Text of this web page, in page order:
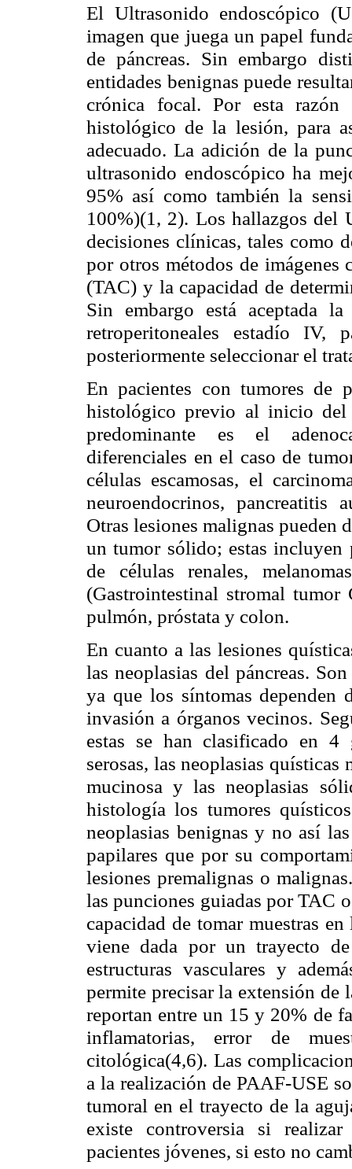
El Ultrasonido endoscópico
imagen que juega un papel
de páncreas. Sin embargo
entidades benignas puede
crónica focal. Por esta
histológico de la lesión, para
adecuado. La adición de la
ultrasonido endoscópico ha
95% así como también la
100%)(1, 2). Los hallazgos del
decisiones clínicas, tales como
por otros métodos de
(TAC) y la capacidad de
Sin embargo está aceptada
retroperitoneales estadío IV,
posteriormente seleccionar el
En pacientes con tumores de
histológico previo al inicio
predominante es el
diferenciales en el caso de
células escamosas, el
neuroendocrinos, pancreatitis
Otras lesiones malignas pueden
un tumor sólido; estas incluyen
de células renales,
(Gastrointestinal stromal
pulmón, próstata y colon.
En cuanto a las lesiones
las neoplasias del páncreas.
ya que los síntomas
invasión a órganos vecinos.
estas se han clasificado en 4
serosas, las neoplasias
mucinosa y las neoplasias
histología los tumores
neoplasias benignas y no así
papilares que por su
lesiones premalignas o
las punciones guiadas por TAC
capacidad de tomar muestras
viene dada por un trayecto
estructuras vasculares y
permite precisar la extensión de
reportan entre un 15 y 20% de
inflamatorias, error de
citológica(4,6). Las
a la realización de PAAF-USE
tumoral en el trayecto de la
existe controversia si
pacientes jóvenes, si esto no